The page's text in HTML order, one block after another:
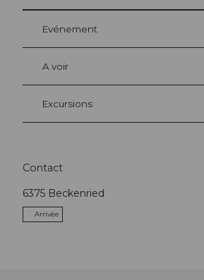
Evénement
A voir
Excursions
Contact
6375 Beckenried
Arrivée